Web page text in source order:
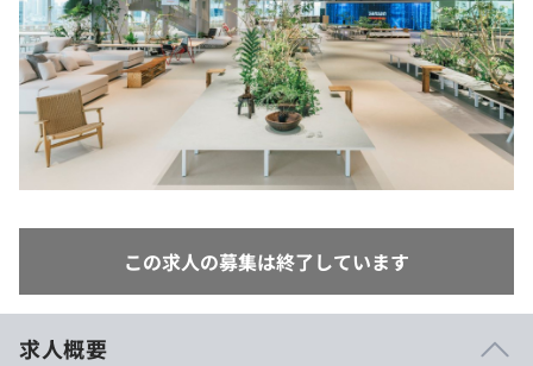
就活成功ガイド
プラン
個人向けプラン
法人向けプラン
学校向けプラン
note
この求人の募集は終了しています
求人概要